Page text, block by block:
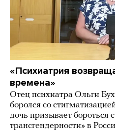
«Психиатрия
времена»
Отец психиатра Ольги
боролся со
дочь призывает бороться
трансгендерности» в